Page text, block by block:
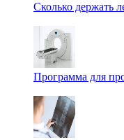
Сколько держать
Программа для